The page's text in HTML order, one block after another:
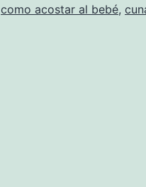
ropa
como acostar al bebé,